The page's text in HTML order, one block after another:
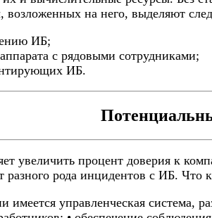
на него, выделяют
ИБ;
с рядовыми сотрудниками;
ИБ.
увеличить процент доверия к
разного рода инцидентов с ИБ.
имеется управленческая